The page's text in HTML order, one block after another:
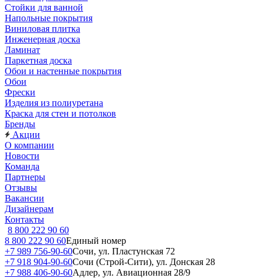
Стойки для ванной
Напольные покрытия
Виниловая плитка
Инженерная доска
Ламинат
Паркетная доска
Обои и настенные покрытия
Обои
Фрески
Изделия из полиуретана
Краска для стен и потолков
Бренды
Акции
О компании
Новости
Команда
Партнеры
Отзывы
Вакансии
Дизайнерам
Контакты
8 800 222 90 60
8 800 222 90 60Единый номер
+7 989 756-90-60Сочи, ул. Пластунская 72
+7 918 904-90-60Сочи (Строй-Сити), ул. Донская 28
+7 988 406-90-60Адлер, ул. Авиационная 28/9